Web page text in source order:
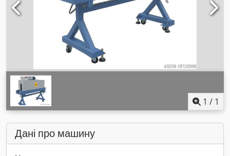
1 / 1
Дані про машину